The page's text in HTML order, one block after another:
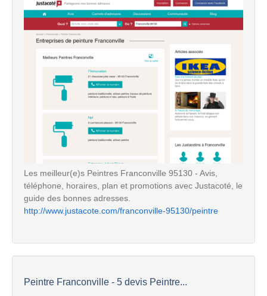
Les meilleur(e)s Peintres Franconville 95130 - Avis,
téléphone, horaires, plan et promotions avec Justacoté, le
guide des bonnes adresses.
http://www.justacote.com/franconville-95130/peintre
Peintre Franconville - 5 devis Peintre...